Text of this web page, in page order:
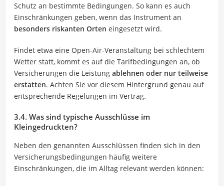
Schutz an bestimmte Bedingungen. So kann es auch
Einschränkungen geben, wenn das Instrument an
besonders riskanten Orten eingesetzt wird.
Findet etwa eine Open-Air-Veranstaltung bei schlechtem
Wetter statt, kommt es auf die Tarifbedingungen an, ob
Versicherungen die Leistung ablehnen oder nur teilweise
erstatten. Achten Sie vor diesem Hintergrund genau auf
entsprechende Regelungen im Vertrag.
3.4. Was sind typische Ausschlüsse im
Kleingedruckten?
Neben den genannten Ausschlüssen finden sich in den
Versicherungsbedingungen häufig weitere
Einschränkungen, die im Alltag relevant werden können: